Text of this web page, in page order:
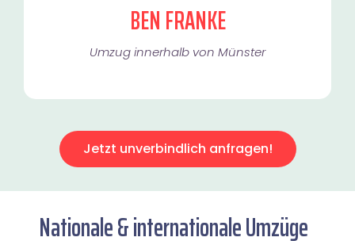
BEN FRANKE
Umzug innerhalb von Münster​
Jetzt unverbindlich anfragen!
Nationale & internationale Umzüge